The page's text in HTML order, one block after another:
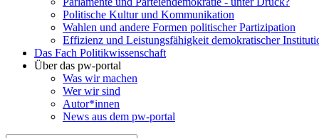
Politische Kultur und Kommunikation
Wahlen und andere Formen politischer Partizipation
Effizienz und Leistungsfähigkeit demokratischer
Das Fach Politikwissenschaft
Über das pw-portal
Was wir machen
Wer wir sind
Autor*innen
News aus dem pw-portal